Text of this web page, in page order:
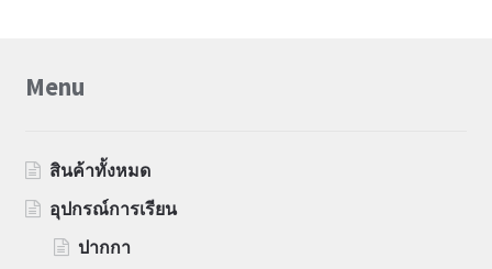
Menu
สินค้าทั้งหมด
อุปกรณ์การเรียน
ปากกา